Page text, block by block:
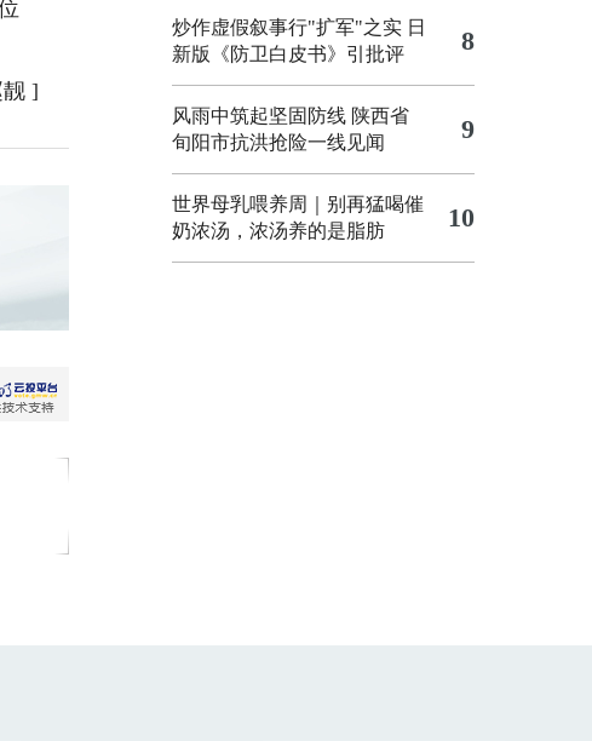
]
炒作虚假叙事行"扩军"之实 日
新版《防卫白皮书》引批评
8
风雨中筑起坚固防线 陕西省
旬阳市抗洪抢险一线见闻
9
世界母乳喂养周｜别再猛喝催
奶浓汤，浓汤养的是脂肪
10